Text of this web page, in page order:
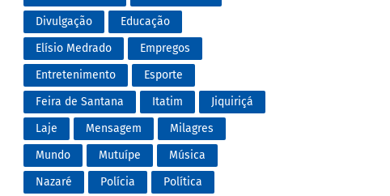
Divulgação
Educação
Elísio Medrado
Empregos
Entretenimento
Esporte
Feira de Santana
Itatim
Jiquiriçá
Laje
Mensagem
Milagres
Mundo
Mutuípe
Música
Nazaré
Polícia
Política